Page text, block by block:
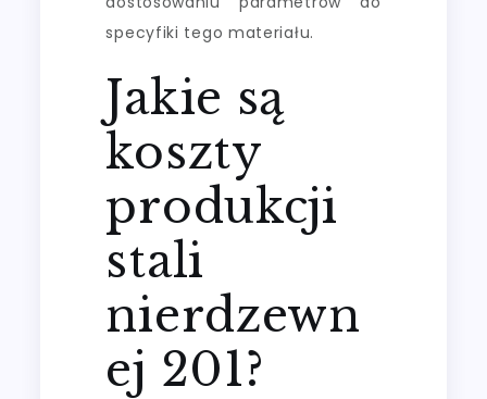
specyfiki tego materiału.
Jakie są
koszty
produkcji
stali
nierdzewn
ej 201?